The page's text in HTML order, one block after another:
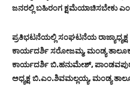
ಜನರಲ್ಲಿ ಬಹಿರಂಗ ಕ್ಷಮೆಯಾಚಿಸಬೇಕು
ಪ್ರತಿಭಟನೆಯಲ್ಲಿ ಸಂಘಟನೆಯ ರಾಜ್ಯಾಧ್ಯಕ್ಷ
ಕಾರ್ಯದರ್ಶಿ ಸರೋಜಮ್ಮ, ಮಂಡ್ಯ
ಕಾರ್ಯದರ್ಶಿ ಬಿ.ಹನುಮೇಶ್, ಪಾಂಡವಪುರ
ಅಧ್ಯಕ್ಷ ಬಿ.ಎಂ.ಶಿವಮಲ್ಲಯ್ಯ, ಮಂಡ್ಯ